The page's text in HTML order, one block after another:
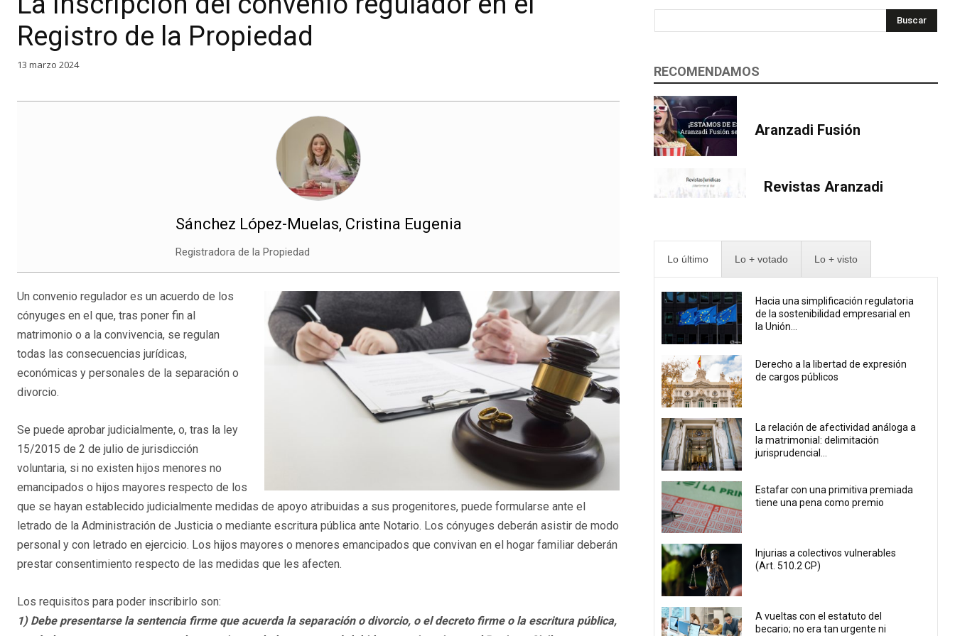
Registro de la Propiedad
13 marzo 2024
Sánchez López-Muelas, Cristina Eugenia
Registradora de la Propiedad
Un convenio regulador es un acuerdo de los
cónyuges en el que, tras poner fin al
matrimonio o a la convivencia, se regulan
todas las consecuencias jurídicas,
económicas y personales de la separación o
divorcio.
Se puede aprobar judicialmente, o, tras la ley
15/2015 de 2 de julio de jurisdicción
voluntaria, si no existen hijos menores no
emancipados o hijos mayores respecto de los
que se hayan establecido judicialmente medidas de apoyo atribuidas a sus progenitores, puede formularse ante el
letrado de la Administración de Justicia o mediante escritura pública ante Notario. Los cónyuges deberán asistir de modo
personal y con letrado en ejercicio. Los hijos mayores o menores emancipados que convivan en el hogar familiar deberán
prestar consentimiento respecto de las medidas que les afecten.
Los requisitos para poder inscribirlo son:
1) Debe presentarse la sentencia firme que acuerda la separación o divorcio, o el decreto firme o la escritura pública,
Buscar
RECOMENDAMOS
Aranzadi Fusión
Revistas Aranzadi
Lo último Lo + votado Lo + visto
Hacia una simplificación regulatoria
de la sostenibilidad empresarial en
la Unión...
Derecho a la libertad de expresión
de cargos públicos
La relación de afectividad análoga a
la matrimonial: delimitación
jurisprudencial...
Estafar con una primitiva premiada
tiene una pena como premio
Injurias a colectivos vulnerables
(Art. 510.2 CP)
A vueltas con el estatuto del
becario; no era tan urgente ni